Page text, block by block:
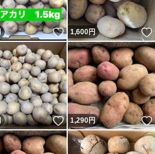
！ いいね！
1,600円
！ いいね！
1,290円